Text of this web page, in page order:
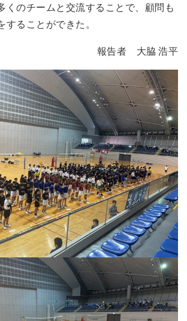
くのチームと交流することで、顧問も
することができた。
報告者 大脇 浩平